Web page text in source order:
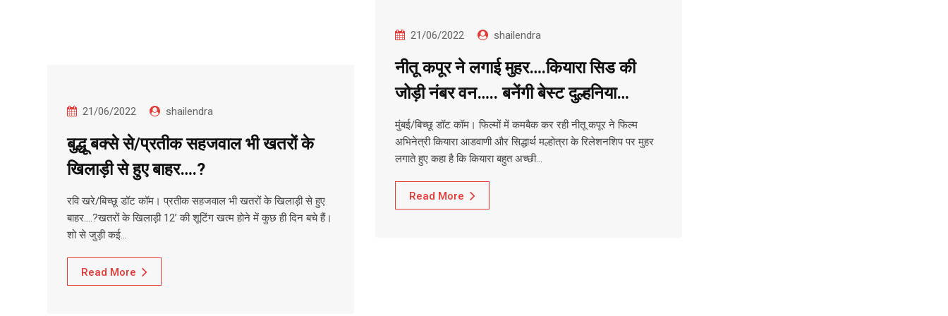
21/06/2022 shailendra
नीतू कपूर ने लगाई मुहर….कियारा सिड की
जोड़ी नंबर वन….. बनेंगी बेस्ट दुल्हनिया…
मुंबई/बिच्छू डॉट कॉम। फिल्मों में कमबैक कर रही नीतू कपूर ने फिल्म
अभिनेत्री कियारा आडवाणी और सिद्धार्थ मल्होत्रा के रिलेशनशिप पर मुहर
लगाते हुए कहा है कि कियारा बहुत अच्छी…
Read More
21/06/2022 shailendra
बुद्धू बक्से से/प्रतीक सहजवाल भी खतरों के
खिलाड़ी से हुए बाहर….?
रवि खरे/बिच्छू डॉट कॉम। प्रतीक सहजवाल भी खतरों के खिलाड़ी से हुए
बाहर….?खतरों के खिलाड़ी 12’ की शूटिंग खत्म होने में कुछ ही दिन बचे हैं।
शो से जुड़ी कई…
Read More